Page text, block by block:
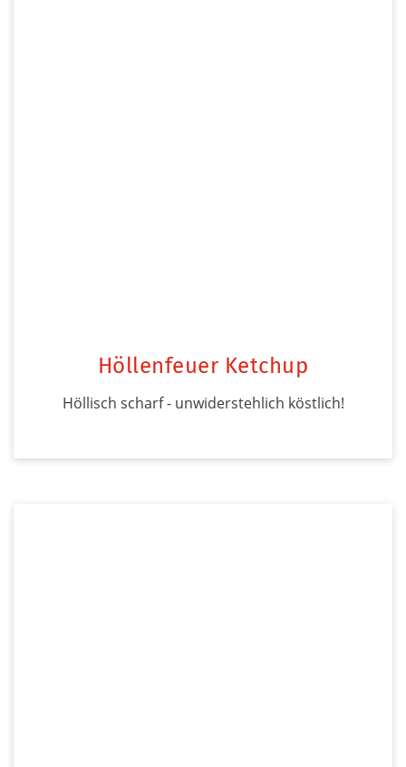
Höllenfeuer Ketchup
Höllisch scharf - unwiderstehlich köstlich!